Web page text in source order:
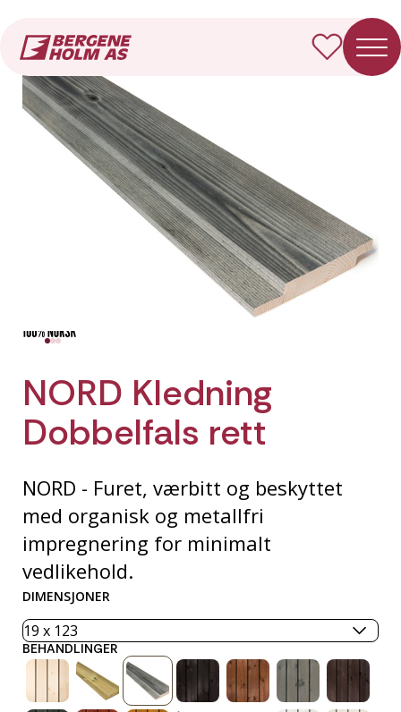
NORD Kledning
Dobbelfals rett
NORD - Furet, værbitt og beskyttet
med organisk og metallfri
impregnering for minimalt
vedlikehold.
DIMENSJONER
BEHANDLINGER